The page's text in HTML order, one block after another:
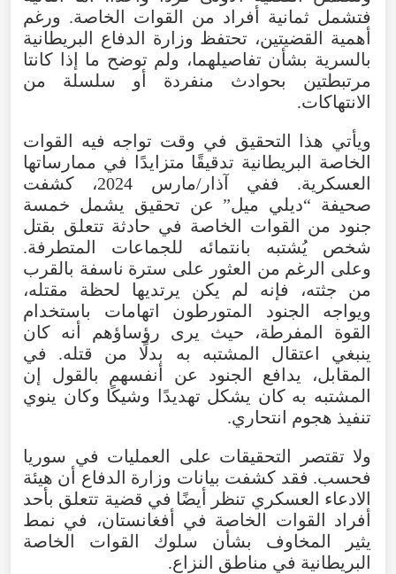
فتشمل ثمانية أفراد من القوات الخاصة. ورغم
أهمية القضيتين، تحتفظ وزارة الدفاع البريطانية
بالسرية بشأن تفاصيلهما، ولم توضح ما إذا كانتا
مرتبطتين بحوادث منفردة أو سلسلة من
الانتهاكات.
ويأتي هذا التحقيق في وقت تواجه فيه القوات
الخاصة البريطانية تدقيقًا متزايدًا في ممارساتها
العسكرية. ففي آذار/مارس 2024، كشفت
صحيفة “ديلي ميل” عن تحقيق يشمل خمسة
جنود من القوات الخاصة في حادثة تتعلق بقتل
شخص يُشتبه بانتمائه للجماعات المتطرفة.
وعلى الرغم من العثور على سترة ناسفة بالقرب
من جثته، فإنه لم يكن يرتديها لحظة مقتله،
ويواجه الجنود المتورطون اتهامات باستخدام
القوة المفرطة، حيث يرى رؤساؤهم أنه كان
ينبغي اعتقال المشتبه به بدلًا من قتله. في
المقابل، يدافع الجنود عن أنفسهم بالقول إن
المشتبه به كان يشكل تهديدًا وشيكًا وكان ينوي
تنفيذ هجوم انتحاري.
ولا تقتصر التحقيقات على العمليات في سوريا
فحسب. فقد كشفت بيانات وزارة الدفاع أن هيئة
الادعاء العسكري تنظر أيضًا في قضية تتعلق بأحد
أفراد القوات الخاصة في أفغانستان، في نمط
يثير المخاوف بشأن سلوك القوات الخاصة
البريطانية في مناطق النزاع.